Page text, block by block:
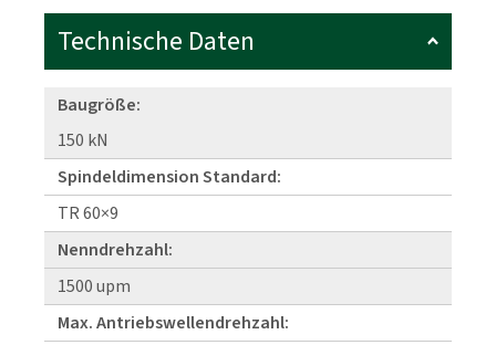
Technische Daten
Baugröße:
150 kN
Spindeldimension Standard:
TR 60×9
Nenndrehzahl:
1500 upm
Max. Antriebswellendrehzahl: